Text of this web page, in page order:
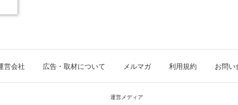
営会社 広告・取材について メルマガ 利用規約 お問い
運営メディア